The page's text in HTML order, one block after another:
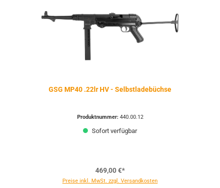
GSG MP40 .22lr HV - Selbstladebüchse
Produktnummer: 440.00.12
Sofort verfügbar
469,00 €*
Preise inkl. MwSt. zzgl. Versandkosten